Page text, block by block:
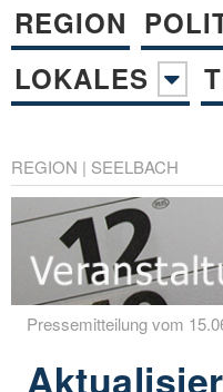
REGION
LOKALES
REGION | SEELBACH
Pressemitteilung vom